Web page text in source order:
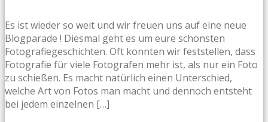
Es ist wieder so weit und wir freuen uns auf eine neue
Blogparade ! Diesmal geht es um eure schönsten
Fotografiegeschichten. Oft konnten wir feststellen, dass
Fotografie für viele Fotografen mehr ist, als nur ein Foto
zu schießen. Es macht natürlich einen Unterschied,
welche Art von Fotos man macht und dennoch entsteht
bei jedem einzelnen […]